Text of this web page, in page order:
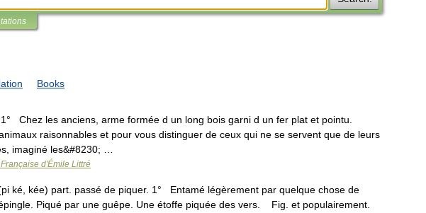
Books
Chez les anciens, arme formée d un long bois garni d un fer plat et pointu.
raisonnables et pour vous distinguer de ceux qui ne se servent que de leurs
imaginé les&#8230; …
d'Émile Littré
ké, kée) part. passé de piquer. 1° Entamé légèrement par quelque chose de
Piqué par une guêpe. Une étoffe piquée des vers. Fig. et populairement.